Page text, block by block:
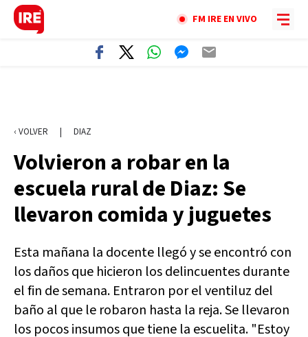
FM IRE EN VIVO
‹ VOLVER | DIAZ
Volvieron a robar en la
escuela rural de Diaz: Se
llevaron comida y juguetes
Esta mañana la docente llegó y se encontró con
los daños que hicieron los delincuentes durante
el fin de semana. Entraron por el ventiluz del
baño al que le robaron hasta la reja. Se llevaron
los pocos insumos que tiene la escuelita. "Estoy